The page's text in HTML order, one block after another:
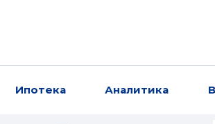
Ипотека Аналитика